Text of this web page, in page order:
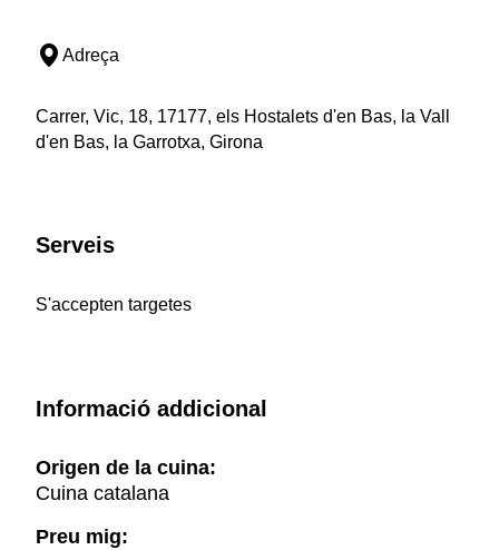
Adreça
Carrer, Vic, 18, 17177, els Hostalets d'en Bas, la Vall
d'en Bas, la Garrotxa, Girona
Serveis
S'accepten targetes
Informació addicional
Origen de la cuina:
Cuina catalana
Preu mig: